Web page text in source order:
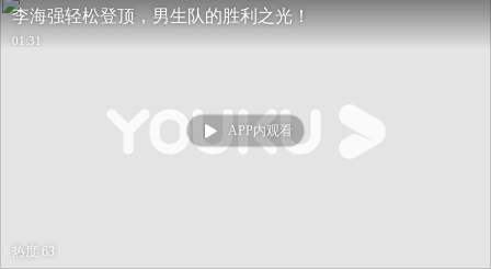
李海强轻松登顶，男生队的胜利之光！
01:31
APP内观看
热度 63